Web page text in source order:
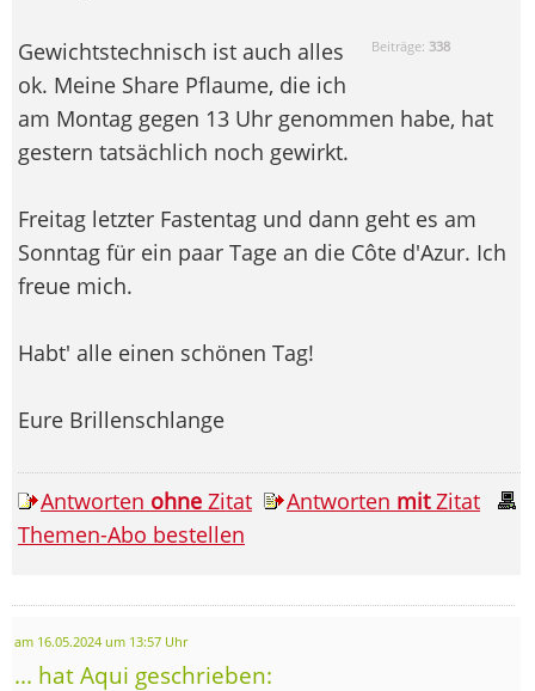
Beiträge: 338
Gewichtstechnisch ist auch alles
ok. Meine Share Pflaume, die ich
am Montag gegen 13 Uhr genommen habe, hat
gestern tatsächlich noch gewirkt.
Freitag letzter Fastentag und dann geht es am
Sonntag für ein paar Tage an die Côte d'Azur. Ich
freue mich.
Habt' alle einen schönen Tag!
Eure Brillenschlange
Antworten ohne Zitat Antworten mitZitat
Themen-Abo bestellen
am 16.05.2024 um 13:57 Uhr
... hat Aqui geschrieben: